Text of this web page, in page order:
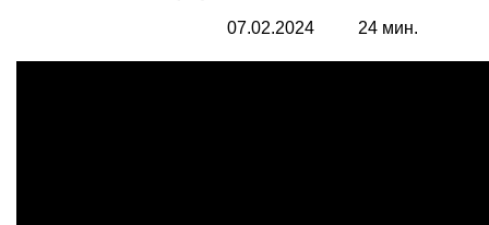
07.02.2024 24 мин.